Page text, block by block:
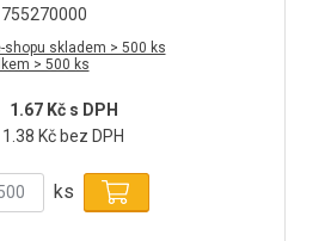
shopu skladem > 500 ks
> 500 ks
1.67 Kč s DPH
1.38 Kč bez DPH
ks